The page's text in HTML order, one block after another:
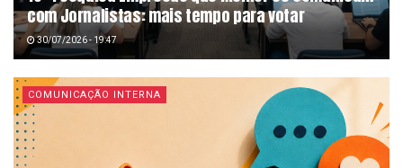
com Jornalistas: mais tempo para votar
30/07/2026 - 19:47
COMUNICAÇÃO INTERNA